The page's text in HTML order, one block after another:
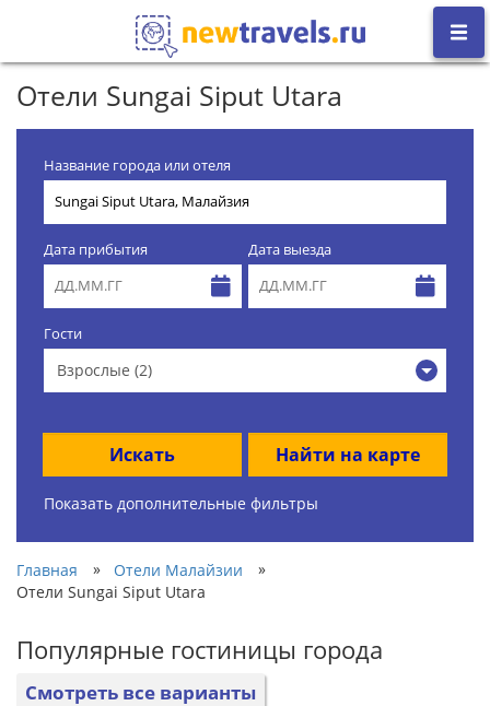
Отели Sungai Siput Utara
Название города или отеля
Дата прибытия Дата выезда
Гости
Взрослые (2)
Искать Найти на карте
Показать дополнительные фильтры
Главная » Отели Малайзии
»
Отели Sungai Siput Utara
Популярные гостиницы города
Смотреть все варианты